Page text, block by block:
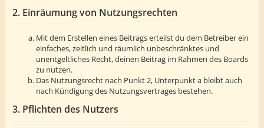
2. Einräumung von Nutzungsrechten
Mit dem Erstellen eines Beitrags erteilst du dem Betreiber ein
einfaches, zeitlich und räumlich unbeschränktes und
unentgeltliches Recht, deinen Beitrag im Rahmen des Boards
zu nutzen.
Das Nutzungsrecht nach Punkt 2, Unterpunkt a bleibt auch
nach Kündigung des Nutzungsvertrages bestehen.
3. Pflichten des Nutzers